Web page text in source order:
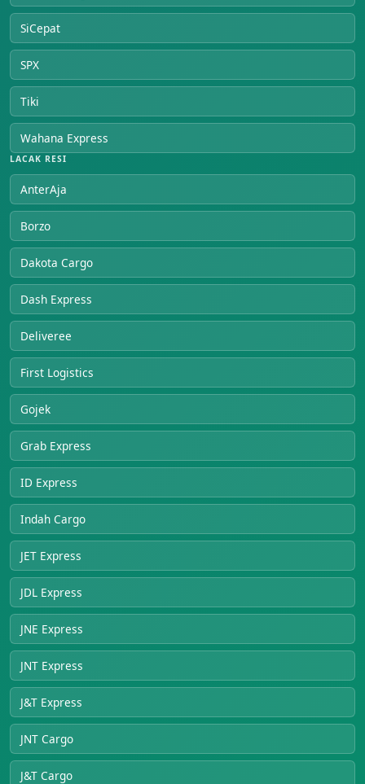
SiCepat
SPX
Tiki
Wahana Express
LACAK RESI
AnterAja
Borzo
Dakota Cargo
Dash Express
Deliveree
First Logistics
Gojek
Grab Express
ID Express
Indah Cargo
JET Express
JDL Express
JNE Express
JNT Express
J&T Express
JNT Cargo
J&T Cargo